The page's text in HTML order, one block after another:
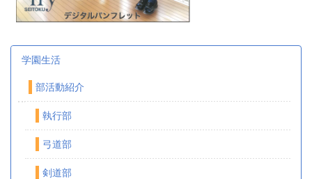
学園生活
部活動紹介
執行部
弓道部
剣道部